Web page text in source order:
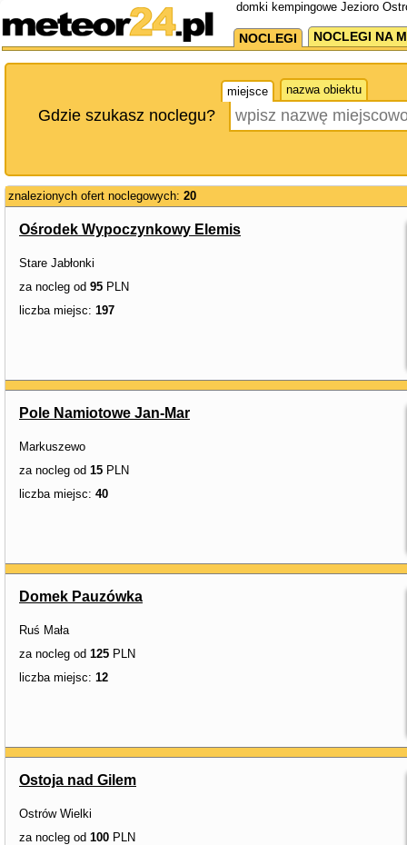
domki kempingowe Jezioro
NOCLEGI NOCLEGI NA
miejsce nazwa obiektu
Gdzie szukasz noclegu?
znalezionych ofert noclegowych: 20
Ośrodek Wypoczynkowy Elemis
Stare Jabłonki
za nocleg od 95 PLN
liczba miejsc: 197
Pole Namiotowe Jan-Mar
Markuszewo
za nocleg od 15 PLN
liczba miejsc: 40
Domek Pauzówka
Ruś Mała
za nocleg od 125 PLN
liczba miejsc: 12
Ostoja nad Gilem
Ostrów Wielki
za nocleg od 100 PLN